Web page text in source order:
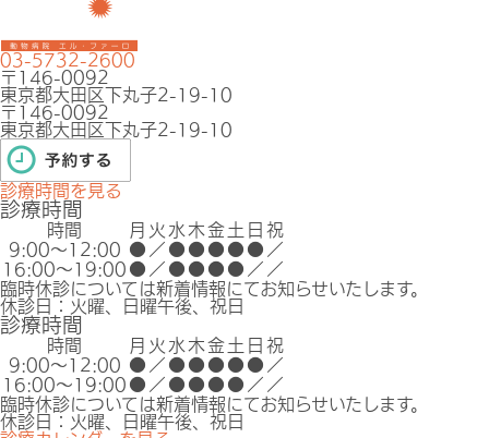
03-5732-2600
〒146-0092
東京都大田区下丸子2-19-10
〒146-0092
東京都大田区下丸子2-19-10
診療時間を見る
診療時間
時間 月 火 水 木金土 日 祝
9:00〜12:00 ● ／ ● ● ● ● ● ／
16:00〜19:00 ● ／ ● ● ● ● ／ ／
臨時休診については新着情報にてお知らせいたします。
休診日：火曜、日曜午後、祝日
診療時間
時間 月 火 水 木金土 日 祝
9:00〜12:00 ● ／ ● ● ● ● ● ／
16:00〜19:00 ● ／ ● ● ● ● ／ ／
臨時休診については新着情報にてお知らせいたします。
休診日：火曜、日曜午後、祝日